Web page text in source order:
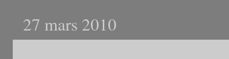
27 mars 2010